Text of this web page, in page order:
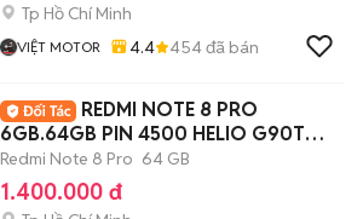
Tp Hồ Chí Minh
VIỆT MOTOR 4.4 454đã bán
REDMI NOTE 8 PRO
6GB.64GB PIN 4500 HELIO G90T
MƯỢT
Redmi Note 8 Pro 64 GB
1.400.000 đ